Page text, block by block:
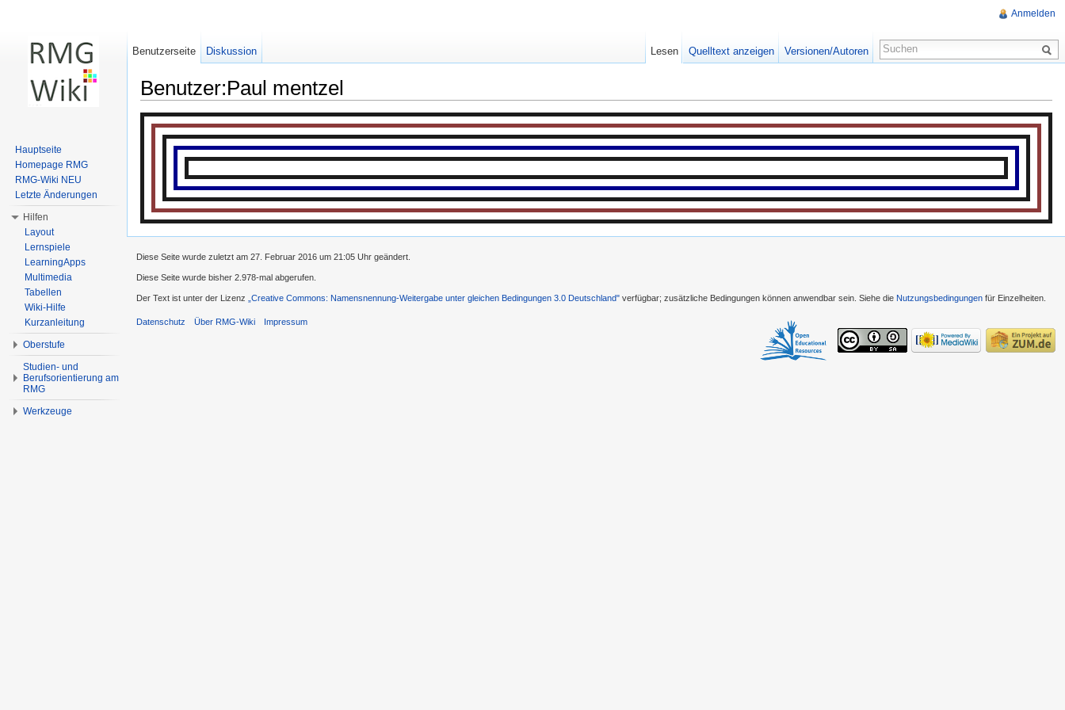
Benutzer:Paul mentzel
Anmelden
Benutzerseite Diskussion Lesen Quelltext anzeigen Versionen/Autoren
Hauptseite
Homepage RMG
RMG-Wiki NEU
Letzte Änderungen
Hilfen
Layout
Lernspiele
LearningApps
Multimedia
Tabellen
Wiki-Hilfe
Kurzanleitung
Oberstufe
Studien- und
Berufsorientierung am
RMG
Werkzeuge
Diese Seite wurde zuletzt am 27. Februar 2016 um 21:05 Uhr geändert.
Diese Seite wurde bisher 2.978-mal abgerufen.
Der Text ist unter der Lizenz „Creative Commons: Namensnennung-Weitergabe unter gleichen Bedingungen 3.0 Deutschland" verfügbar; zusätzliche Bedingungen können anwendbar sein. Siehe die Nutzungsbedingungen für Einzelheiten.
Datenschutz Über RMG-Wiki Impressum